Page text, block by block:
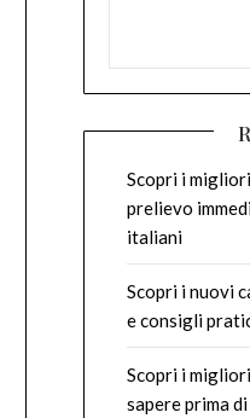
Scopri i
prelievo
italiani
Scopri i nuovi
e consigli
Scopri i
sapere prima